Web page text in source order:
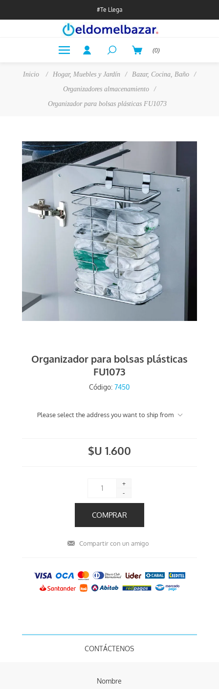
#Te Llega
(0)
Inicio / Hogar, Muebles y Jardín / Bazar, Cocina, Baño
/
Organizadores almacenamiento
/
Organizador para bolsas plásticas FU1073
Organizador para bolsas plásticas
FU1073
Código: 7450
Please select the address you want to ship from
$U 1.600
+
-
CONTÁCTENOS
Nombre